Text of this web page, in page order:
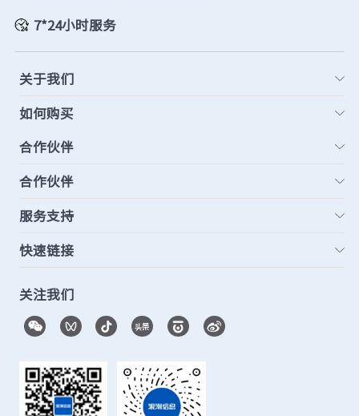
7*24小时服务
关于我们
如何购买
合作伙伴
合作伙伴
服务支持
快速链接
关注我们